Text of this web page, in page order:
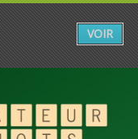
VOIR